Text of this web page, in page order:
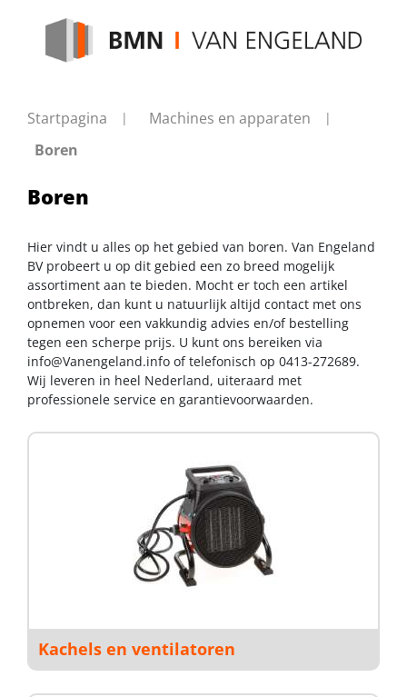
Startpagina
Machines en apparaten
Boren
Boren
Hier vindt u alles op het gebied van boren. Van Engeland
BV probeert u op dit gebied een zo breed mogelijk
assortiment aan te bieden. Mocht er toch een artikel
ontbreken, dan kunt u natuurlijk altijd contact met ons
opnemen voor een vakkundig advies en/of bestelling
tegen een scherpe prijs. U kunt ons bereiken via
info@Vanengeland.info of telefonisch op 0413-272689.
Wij leveren in heel Nederland, uiteraard met
professionele service en garantievoorwaarden.
Kachels en ventilatoren